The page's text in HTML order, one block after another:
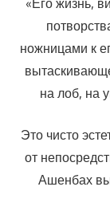
ножницами к
на лоб, на
Это чисто
от
Ашенбах